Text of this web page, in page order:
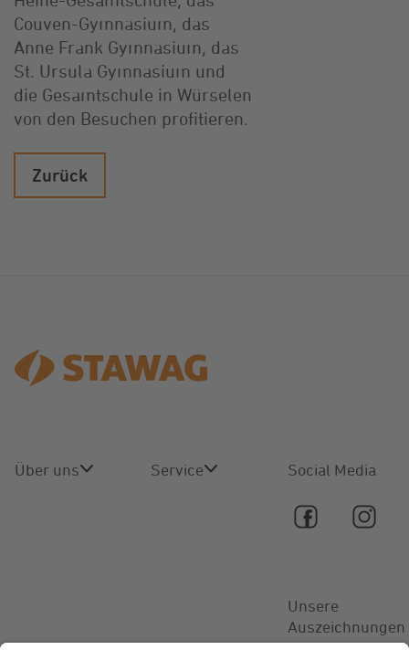
Couven-Gymnasium, das
Anne Frank Gymnasium, das
St. Ursula Gymnasium und
die Gesamtschule in Würselen
von den Besuchen profitieren.
Zurück
Über uns Service Social Media
Unsere
Auszeichnungen